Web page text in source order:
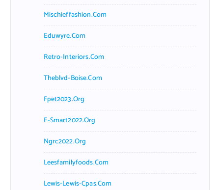
Mischieffashion.com
Eduwyre.com
Retro-Interiors.com
Theblvd-Boise.com
Fpet2023.org
E-Smart2022.org
Ngrc2022.org
Leesfamilyfoods.com
Lewis-Lewis-Cpas.com